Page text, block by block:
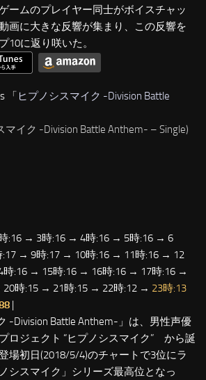
ームのプレイヤー同士がボイスチャッ
画に大きな反響が集まり、この反響を
10に返り咲いた。
「 ヒプノシスマイク -Division Battle
イク -Division Battle Anthem- – Single)
:16 → 3時:16 → 4時:16 → 5時:16 → 6
→ 9時:17 → 10時:16 → 11時:16 → 12
:16 → 15時:16 → 16時:16 → 17時:16 →
時:15 → 21時:15 → 22時:12 → 23時:13
-Division Battle Anthem-」は、男性声優
ロジェクト “ヒプノシスマイク” から誕
場初日(2018/5/4)のチャートで3位にラ
シスマイク」シリーズ最高位となっ